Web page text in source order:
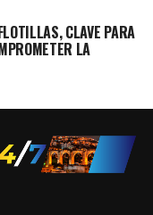
CLAVE PARA
LA